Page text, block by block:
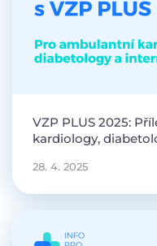
VZP PLUS 2025:
kardiology,
28. 4. 2025